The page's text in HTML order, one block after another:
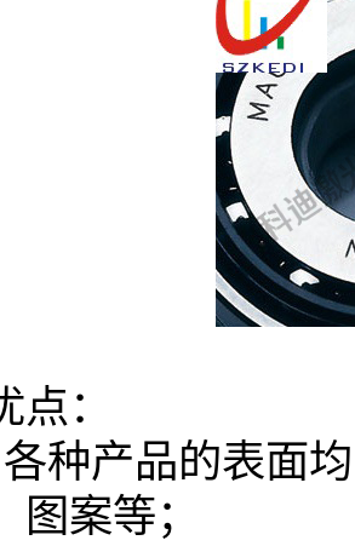
点：
种产品的表面
图案等；